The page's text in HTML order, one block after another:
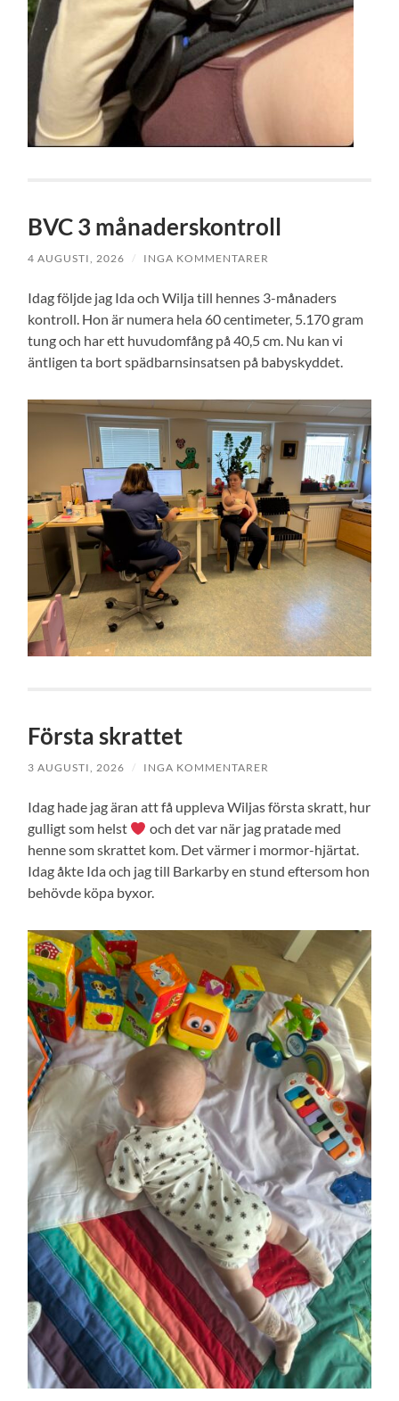
BVC 3 månaderskontroll
4 AUGUSTI, 2026 / INGA KOMMENTARER
Idag följde jag Ida och Wilja till hennes 3-månaders
kontroll. Hon är numera hela 60 centimeter, 5.170 gram
tung och har ett huvudomfång på 40,5 cm. Nu kan vi
äntligen ta bort spädbarnsinsatsen på babyskyddet.
Första skrattet
3 AUGUSTI, 2026 / INGA KOMMENTARER
Idag hade jag äran att få uppleva Wiljas första skratt, hur
gulligt som helst
och det var när jag pratade med
henne som skrattet kom. Det värmer i mormor-hjärtat.
Idag åkte Ida och jag till Barkarby en stund eftersom hon
behövde köpa byxor.